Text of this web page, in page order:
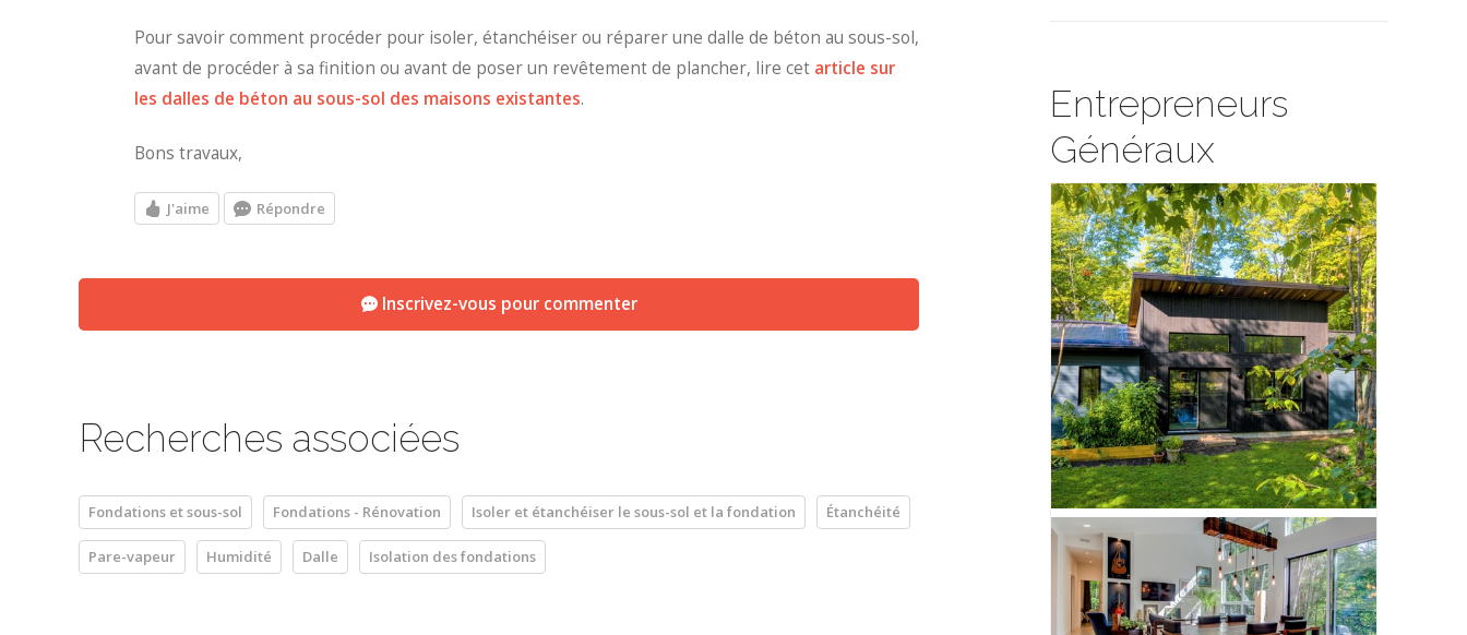
Entrepreneurs
Généraux
Pour savoir comment procéder pour isoler, étanchéiser ou réparer une dalle de béton au sous-sol,
avant de procéder à sa finition ou avant de poser un revêtement de plancher, lire cet article sur
les dalles de béton au sous-sol des maisons existantes.
Bons travaux,
J'aime Répondre
Inscrivez-vous pour commenter
Recherches associées
Fondations et sous-sol Fondations - Rénovation Isoler et étanchéiser le sous-sol et la fondation Étanchéité
Pare-vapeur Humidité Dalle Isolation des fondations